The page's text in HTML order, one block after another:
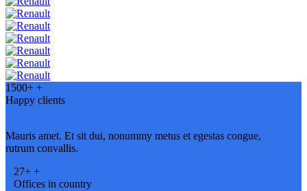
1500+ +
Happy clients
Mauris amet. Et sit dui, nonummy metus et egestas congue,
rutrum convallis.
27+ +
Offices in country